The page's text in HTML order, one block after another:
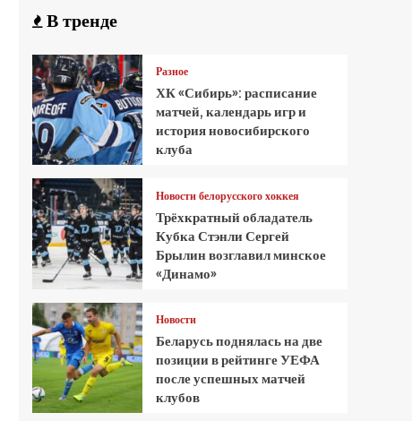
В тренде
Разное
ХК «Сибирь»: расписание
матчей, календарь игр и
история новосибирского
клуба
Новости белорусского хоккея
Трёхкратный обладатель
Кубка Стэнли Сергей
Брылин возглавил минское
«Динамо»
Новости
Беларусь поднялась на две
позиции в рейтинге УЕФА
после успешных матчей
клубов